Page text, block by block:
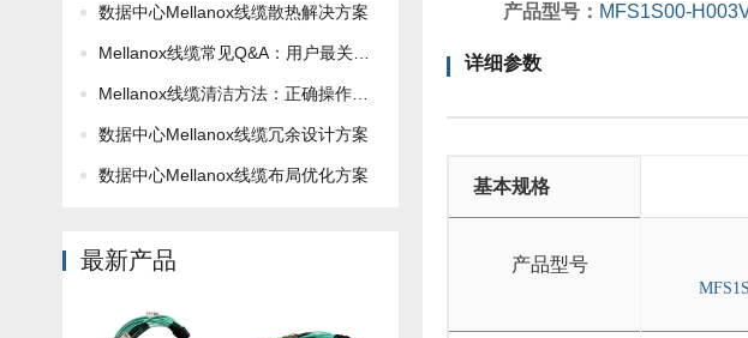
产品型号： MFS1S00-
详细参数
基本规格
产品型号
数据中心Mellanox线缆散热解决方案
数据中心Mellanox线缆冗余设计方案
数据中心Mellanox线缆布局优化方案
最新产品